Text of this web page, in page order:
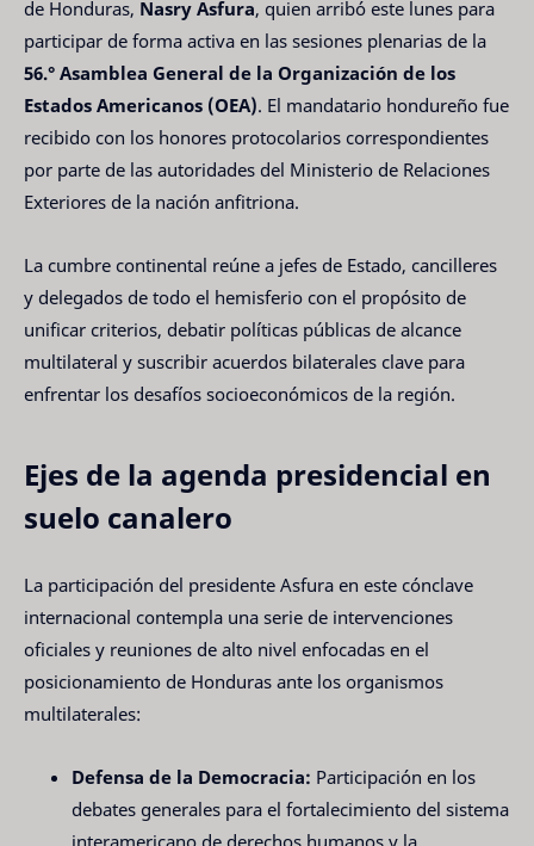
de Honduras, Nasry Asfura, quien arribó este lunes para
participar de forma activa en las sesiones plenarias de la
56.° Asamblea General de la Organización de los
Estados Americanos (OEA). El mandatario hondureño fue
recibido con los honores protocolarios correspondientes
por parte de las autoridades del Ministerio de Relaciones
Exteriores de la nación anfitriona.
La cumbre continental reúne a jefes de Estado, cancilleres
y delegados de todo el hemisferio con el propósito de
unificar criterios, debatir políticas públicas de alcance
multilateral y suscribir acuerdos bilaterales clave para
enfrentar los desafíos socioeconómicos de la región.
Ejes de la agenda presidencial en
suelo canalero
La participación del presidente Asfura en este cónclave
internacional contempla una serie de intervenciones
oficiales y reuniones de alto nivel enfocadas en el
posicionamiento de Honduras ante los organismos
multilaterales:
Defensa de la Democracia: Participación en los
debates generales para el fortalecimiento del sistema
interamericano de derechos humanos y la